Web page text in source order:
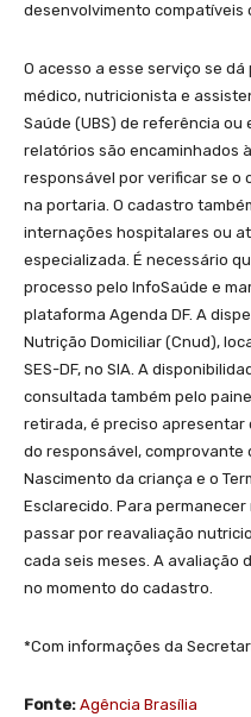
desenvolvimento compatíveis
O acesso a esse serviço se
médico, nutricionista e
Saúde (UBS) de referência ou
relatórios são encaminhados
responsável por verificar se o
na portaria. O cadastro
internações hospitalares ou
especializada. É necessário
processo pelo InfoSaúde e
plataforma Agenda DF. A
Nutrição Domiciliar (Cnud),
SES-DF, no SIA. A
consultada também pelo
retirada, é preciso apresentar
do responsável, comprovante
Nascimento da criança e o
Esclarecido. Para
passar por reavaliação
cada seis meses. A avaliação
no momento do cadastro.
*Com informações da
Fonte: Agência Brasília